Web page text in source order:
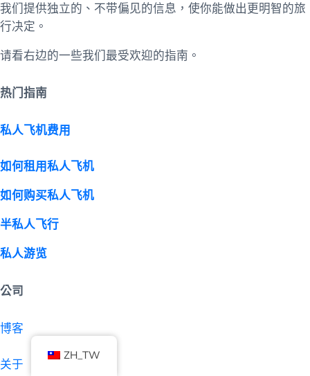
我们提供独立的、不带偏见的信息，使你能做出更明智的旅
行决定。
请看右边的一些我们最受欢迎的指南。
热门指南
私人飞机费用
如何租用私人飞机
如何购买私人飞机
半私人飞行
私人游览
公司
博客
关于
ZH_TW